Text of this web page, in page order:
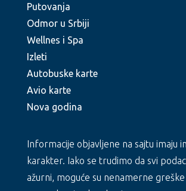
Putovanja
Odmor u Srbiji
Wellnes i Spa
Izleti
Autobuske karte
Avio karte
Nova godina
Informacije objavljene na sajtu imaju
karakter. Iako se trudimo da svi
ažurni, moguće su nenamerne